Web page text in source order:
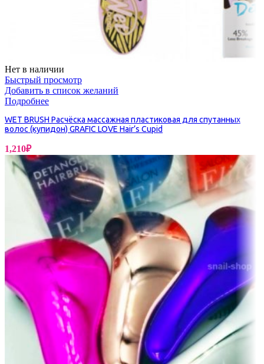
Нет в наличии
Быстрый просмотр
Добавить в список желаний
Подробнее
WET BRUSH Расчёска массажная пластиковая для спутанных
волос (купидон) GRAFIC LOVE Hair’s Cupid
1,210₽